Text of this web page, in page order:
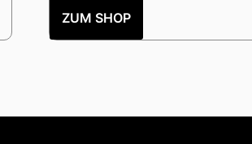
ZUM SHOP